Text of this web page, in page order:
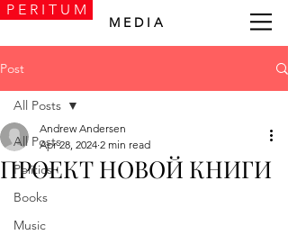
P E R I T U M
M E D I A
Post
All Posts
Politics
Books
Music
All Posts
ПРОЕКТ НОВОЙ КНИГИ
Andrew Andersen
Apr 28, 2024 2 min read